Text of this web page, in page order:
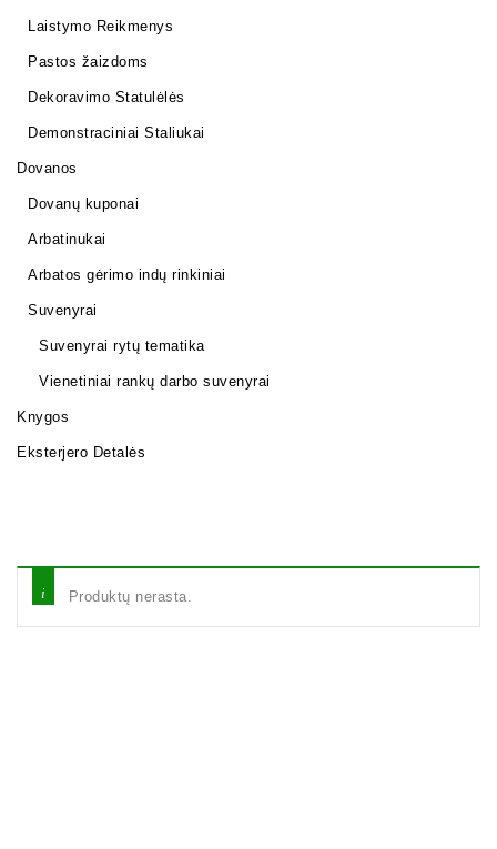
Produktų nerasta.
Laistymo Reikmenys
Pastos žaizdoms
Dekoravimo Statulėlės
Demonstraciniai Staliukai
Dovanos
Dovanų kuponai
Arbatinukai
Arbatos gėrimo indų rinkiniai
Suvenyrai
Suvenyrai rytų tematika
Vienetiniai rankų darbo suvenyrai
Knygos
Eksterjero Detalės